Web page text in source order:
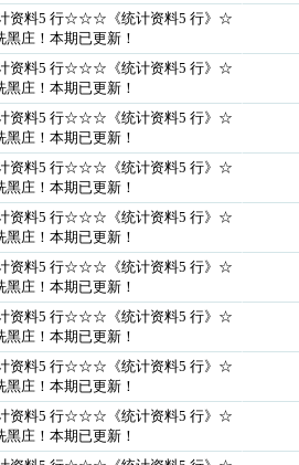
料5 行☆☆☆《统计资料5 行》☆
庄！本期已更新！
料5 行☆☆☆《统计资料5 行》☆
庄！本期已更新！
料5 行☆☆☆《统计资料5 行》☆
庄！本期已更新！
料5 行☆☆☆《统计资料5 行》☆
庄！本期已更新！
料5 行☆☆☆《统计资料5 行》☆
庄！本期已更新！
料5 行☆☆☆《统计资料5 行》☆
庄！本期已更新！
料5 行☆☆☆《统计资料5 行》☆
庄！本期已更新！
料5 行☆☆☆《统计资料5 行》☆
庄！本期已更新！
料5 行☆☆☆《统计资料5 行》☆
庄！本期已更新！